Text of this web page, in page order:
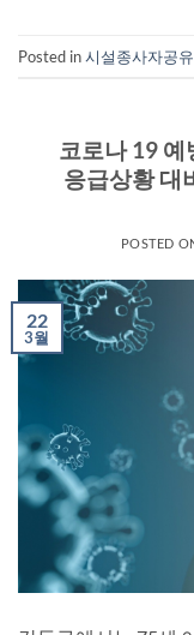
Posted in시설종사자공
코로나 19 예
응급상황 대
POSTED
22
3월